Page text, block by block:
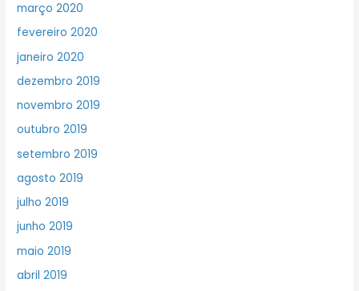
março 2020
fevereiro 2020
janeiro 2020
dezembro 2019
novembro 2019
outubro 2019
setembro 2019
agosto 2019
julho 2019
junho 2019
maio 2019
abril 2019